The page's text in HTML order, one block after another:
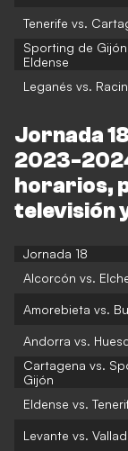
Tenerife vs.
Sporting de
Eldense
Leganés vs.
Jornada
2023-
horarios,
televisión
Jornada 18
Alcorcón vs.
Amorebieta vs.
Andorra vs.
Cartagena vs.
Gijón
Eldense vs.
Levante vs.